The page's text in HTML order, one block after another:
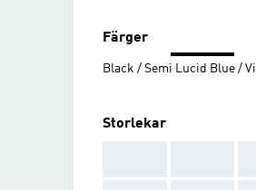
Färger
Black / Semi Lucid Blue /
Storlekar